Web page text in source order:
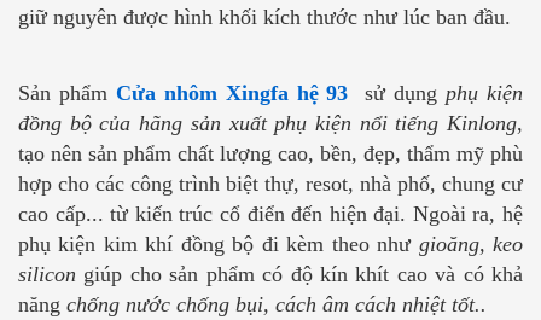
giữ nguyên được hình khối kích thước như lúc ban đầu.
Sản phẩm Cửa nhôm Xingfa hệ 93 sử dụngphụ kiện
đồng bộ của hãng sản xuất phụ kiện nổi tiếng Kinlong,
tạo nên sản phẩm chất lượng cao, bền, đẹp, thẩm mỹ phù
hợp cho các công trình biệt thự, resot, nhà phố, chung cư
cao cấp... từ kiến trúc cổ điển đến hiện đại. Ngoài ra, hệ
phụ kiện kim khí đồng bộ đi kèm theo như gioăng, keo
silicon giúp cho sản phẩm có độ kín khít cao và có khả
năng chống nước chống bụi, cách âm cách nhiệt tốt..